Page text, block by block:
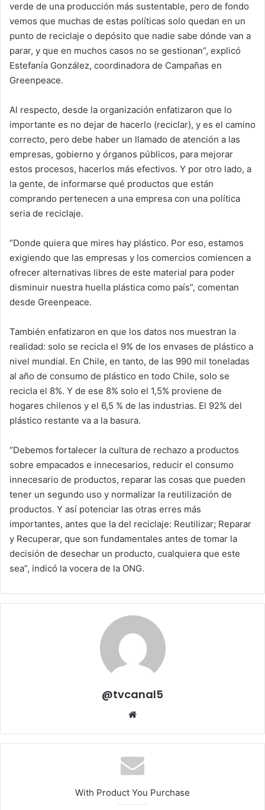
verde de una producción más sustentable, pero de fondo
vemos que muchas de estas políticas solo quedan en un
punto de reciclaje o depósito que nadie sabe dónde van a
parar, y que en muchos casos no se gestionan”, explicó
Estefanía González, coordinadora de Campañas en
Greenpeace.
Al respecto, desde la organización enfatizaron que lo
importante es no dejar de hacerlo (reciclar), y es el camino
correcto, pero debe haber un llamado de atención a las
empresas, gobierno y órganos públicos, para mejorar
estos procesos, hacerlos más efectivos. Y por otro lado, a
la gente, de informarse qué productos que están
comprando pertenecen a una empresa con una política
seria de reciclaje.
“Donde quiera que mires hay plástico. Por eso, estamos
exigiendo que las empresas y los comercios comiencen a
ofrecer alternativas libres de este material para poder
disminuir nuestra huella plástica como país”, comentan
desde Greenpeace.
También enfatizaron en que los datos nos muestran la
realidad: solo se recicla el 9% de los envases de plástico a
nivel mundial. En Chile, en tanto, de las 990 mil toneladas
al año de consumo de plástico en todo Chile, solo se
recicla el 8%. Y de ese 8% solo el 1,5% proviene de
hogares chilenos y el 6,5 % de las industrias. El 92% del
plástico restante va a la basura.
“Debemos fortalecer la cultura de rechazo a productos
sobre empacados e innecesarios, reducir el consumo
innecesario de productos, reparar las cosas que pueden
tener un segundo uso y normalizar la reutilización de
productos. Y así potenciar las otras erres más
importantes, antes que la del reciclaje: Reutilizar; Reparar
y Recuperar, que son fundamentales antes de tomar la
decisión de desechar un producto, cualquiera que este
sea”, indicó la vocera de la ONG.
@tvcanal5
With Product You Purchase